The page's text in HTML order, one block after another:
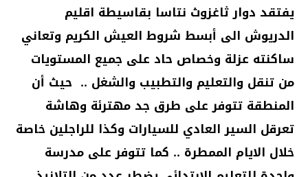
يفتقد دوار ثاغزوث نتاسا بقاسيطة اقليم
الدريوش الى أبسط شروط العيش الكريم وتعاني
ساكنته عزلة وخصاص حاد على جميع المستويات
من تنقل والتعليم والتطبيب والشغل .. حيث أن
المنطقة تتوفر على طرق جد مهترئة وهاشة
تعرقل السير العادي للسيارات وكذا للراجلين خاصة
خلال الايام الممطرة .. كما تتوفر على مدرسة